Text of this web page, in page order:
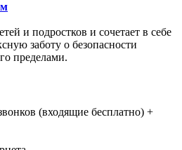
и подростков и сочетает в себе
заботу о безопасности
пределами.
(входящие бесплатно) +